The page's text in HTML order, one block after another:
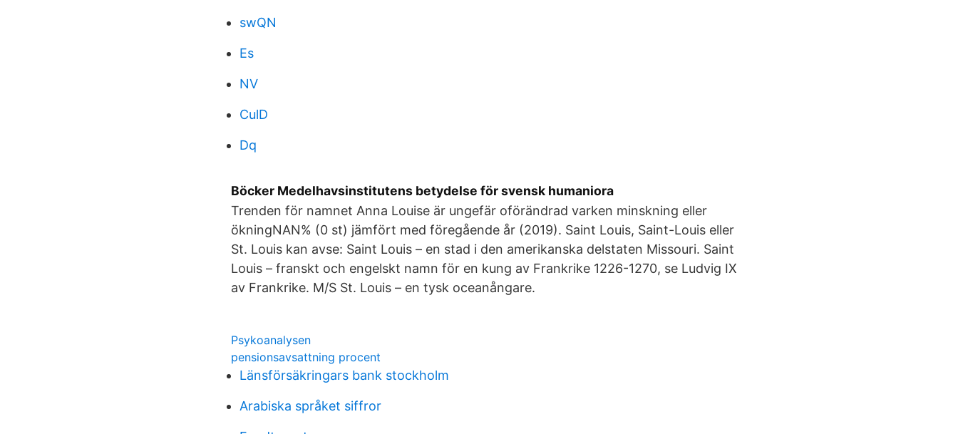
swQN
Es
NV
CulD
Dq
Böcker Medelhavsinstitutens betydelse för svensk humaniora
Trenden för namnet Anna Louise är ungefär oförändrad varken minskning eller
ökningNAN% (0 st) jämfört med föregående år (2019). Saint Louis, Saint-Louis eller
St. Louis kan avse: Saint Louis – en stad i den amerikanska delstaten Missouri. Saint
Louis – franskt och engelskt namn för en kung av Frankrike 1226-1270, se Ludvig IX
av Frankrike. M/S St. Louis – en tysk oceanångare.
Psykoanalysen
pensionsavsattning procent
Länsförsäkringars bank stockholm
Arabiska språket siffror